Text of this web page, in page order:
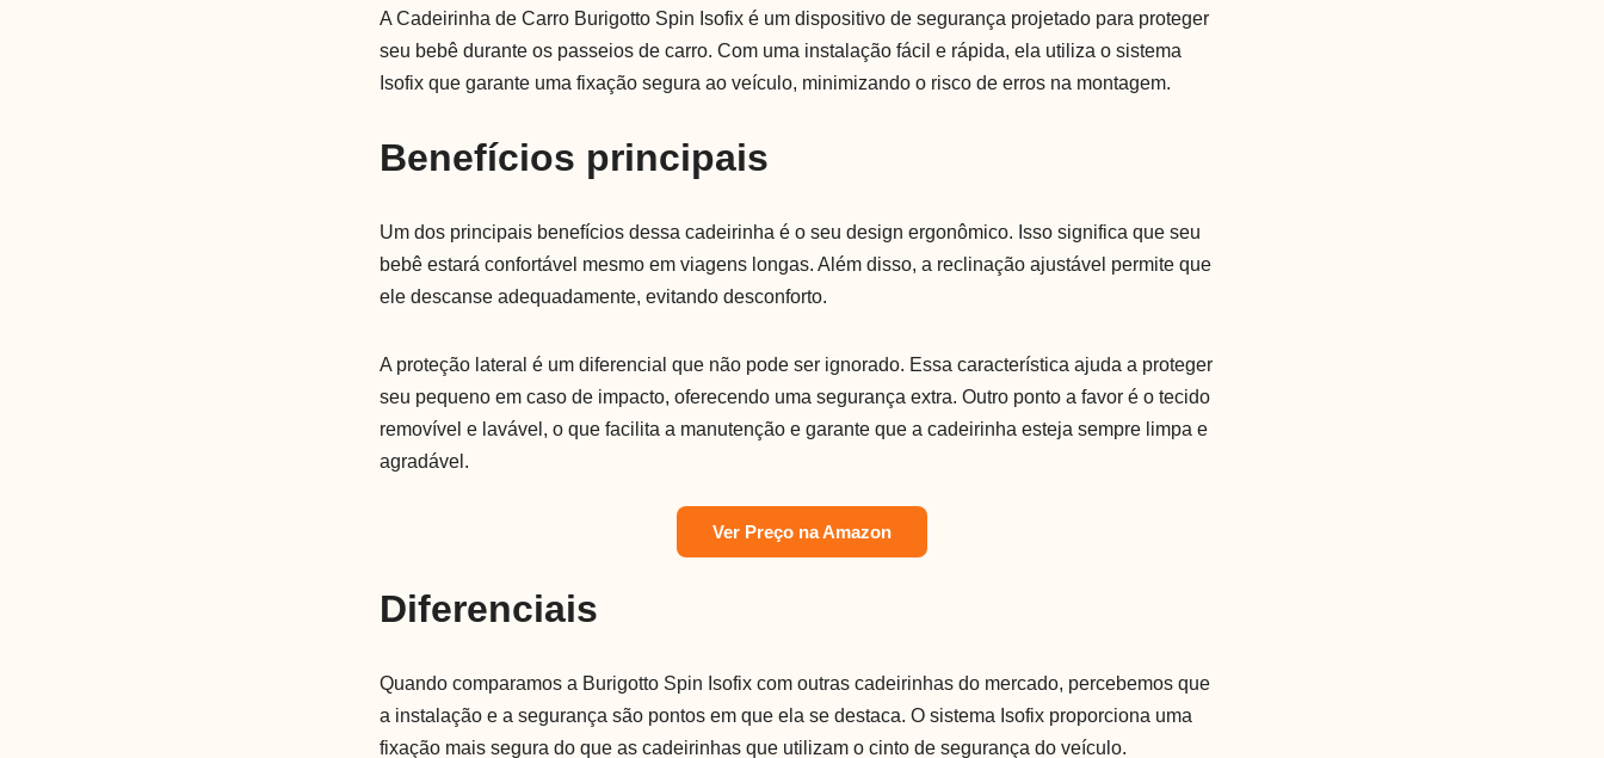
A Cadeirinha de Carro Burigotto Spin Isofix é um dispositivo de segurança projetado para proteger
seu bebê durante os passeios de carro. Com uma instalação fácil e rápida, ela utiliza o sistema
Isofix que garante uma fixação segura ao veículo, minimizando o risco de erros na montagem.
Benefícios principais
Um dos principais benefícios dessa cadeirinha é o seu design ergonômico. Isso significa que seu
bebê estará confortável mesmo em viagens longas. Além disso, a reclinação ajustável permite que
ele descanse adequadamente, evitando desconforto.
A proteção lateral é um diferencial que não pode ser ignorado. Essa característica ajuda a proteger
seu pequeno em caso de impacto, oferecendo uma segurança extra. Outro ponto a favor é o tecido
removível e lavável, o que facilita a manutenção e garante que a cadeirinha esteja sempre limpa e
agradável.
Ver Preço na Amazon
Diferenciais
Quando comparamos a Burigotto Spin Isofix com outras cadeirinhas do mercado, percebemos que
a instalação e a segurança são pontos em que ela se destaca. O sistema Isofix proporciona uma
fixação mais segura do que as cadeirinhas que utilizam o cinto de segurança do veículo.